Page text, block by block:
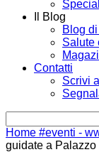
Il Blog
Blog
Salute
Contatti
Scrivi
Home #eventi -
guidate a Palazzo